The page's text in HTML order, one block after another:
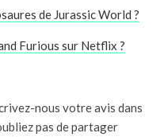
de Jurassic World ?
Furious sur Netflix ?
nous votre avis dans
pas de partager